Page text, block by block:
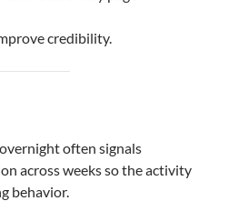
credibility.
often signals
across weeks so the activity
behavior.